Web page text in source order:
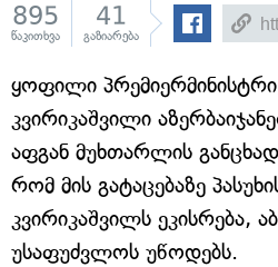
895
წაკითხვა
41
გაზიარება
ყოფილი
კვირიკაშვილი
აფგან მუხთარლის
რომ მის გატაცებაზე
კვირიკაშვილს ეკისრება,
უსაფუძვლოს უწოდებს.